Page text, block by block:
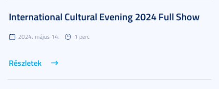
International Cultural Evening 2024 Full Show
2024. május 14. 1 perc
Részletek